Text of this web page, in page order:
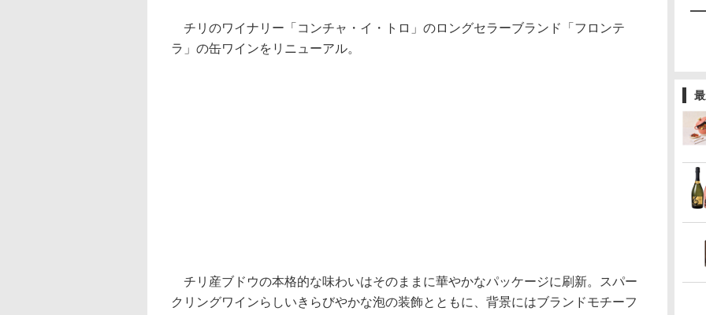
チリのワイナリー「コンチャ・イ・トロ」のロングセラーブランド「フロンテ
ラ」の缶ワインをリニューアル。
チリ産ブドウの本格的な味わいはそのままに華やかなパッケージに刷新。スパー
クリングワインらしいきらびやかな泡の装飾とともに、背景にはブランドモチーフ